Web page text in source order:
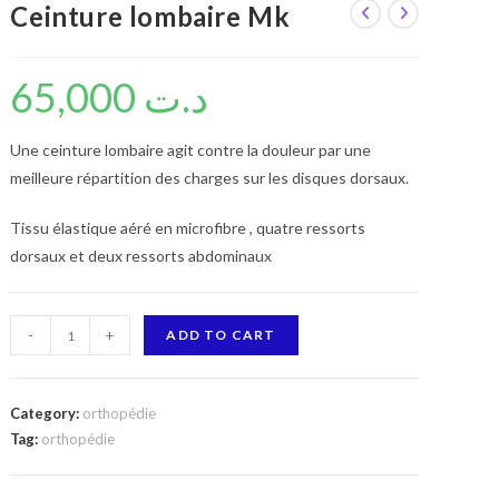
Ceinture lombaire Mk
د.ت
Une ceinture lombaire agit contre la douleur par une
meilleure répartition des charges sur les disques dorsaux.
Tissu élastique aéré en microfibre , quatre ressorts
dorsaux et deux ressorts abdominaux
Ceinture
lombaire
quantity
- + ADD TO CART
Category: orthopédie
Tag: orthopédie